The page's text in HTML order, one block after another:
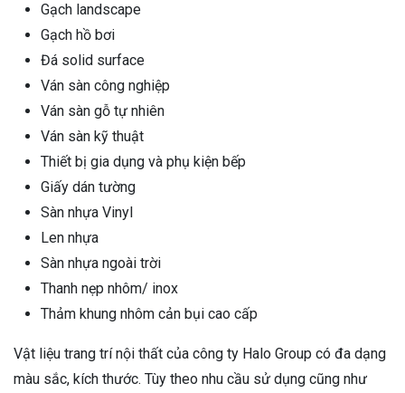
Gạch landscape
Gạch hồ bơi
Đá solid surface
Ván sàn công nghiệp
Ván sàn gỗ tự nhiên
Ván sàn kỹ thuật
Thiết bị gia dụng và phụ kiện bếp
Giấy dán tường
Sàn nhựa Vinyl
Len nhựa
Sàn nhựa ngoài trời
Thanh nẹp nhôm/ inox
Thảm khung nhôm cản bụi cao cấp
Vật liệu trang trí nội thất của công ty Halo Group có đa dạng
màu sắc, kích thước. Tùy theo nhu cầu sử dụng cũng như